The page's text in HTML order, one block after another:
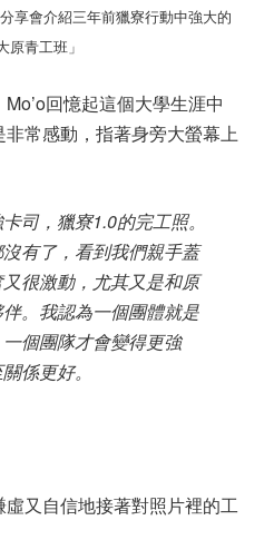
享會介紹三年前獵寮行動中強大的
原青工班」
Mo’o回憶起這個大學生涯中
常感動，指著身旁大螢幕上
司，獵寮1.0的完工照。
有了，看到我們親手蓋
很激動，尤其又是和原
。我認為一個團體就是
個團隊才會變得更強
係更好。
虛又自信地接著對照片裡的工